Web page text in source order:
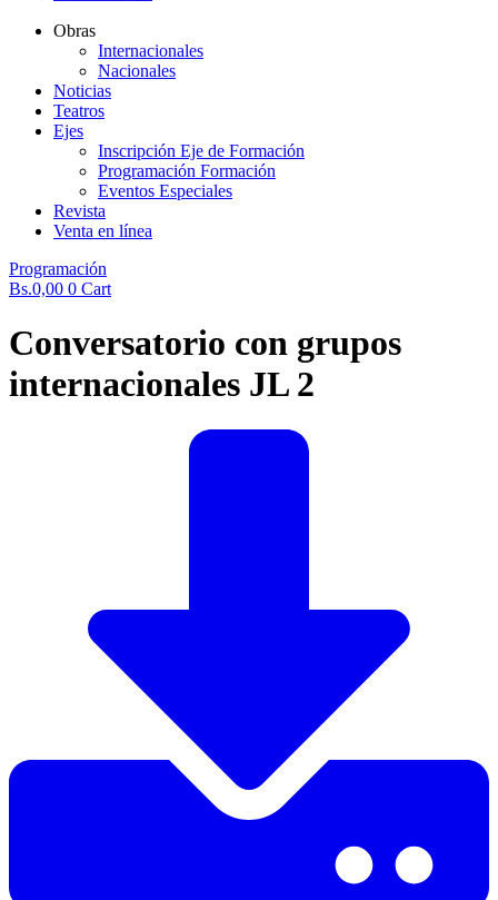
Obras
Internacionales
Nacionales
Noticias
Teatros
Ejes
Inscripción Eje de Formación
Programación Formación
Eventos Especiales
Revista
Venta en línea
Programación
Bs.0,00 0 Cart
Conversatorio con grupos
internacionales JL 2